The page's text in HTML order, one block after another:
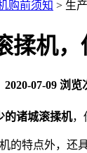
购前须知 > 生
揉机
07-09 浏览
的诸城滚揉机，
的特点外，还